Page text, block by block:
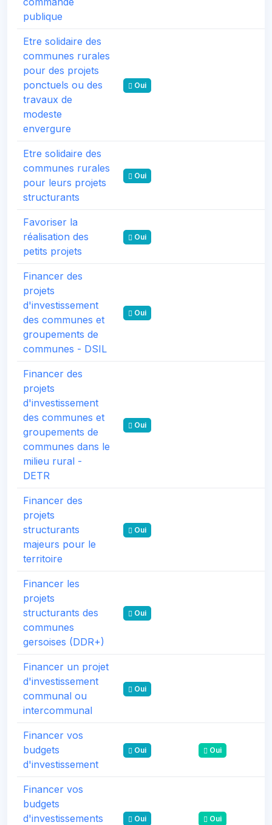
publique
Etre solidaire des
communes rurales
pour des projets
ponctuels ou des
travaux de
modeste
envergure
Oui
Etre solidaire des
communes rurales
pour leurs projets
structurants
Oui
Favoriser la
réalisation des
petits projets
Oui
Financer des
projets
d'investissement
des communes et
groupements de
communes - DSIL
Oui
Financer des
projets
d'investissement
des communes et
groupements de
communes dans le
milieu rural -
DETR
Oui
Financer des
projets
structurants
majeurs pour le
territoire
Oui
Financer les
projets
structurants des
communes
gersoises (DDR+)
Oui
Financer un projet
d'investissement
communal ou
intercommunal
Oui
Financer vos
budgets
d'investissement
Oui Oui
Financer vos
budgets
d'investissements
Oui Oui